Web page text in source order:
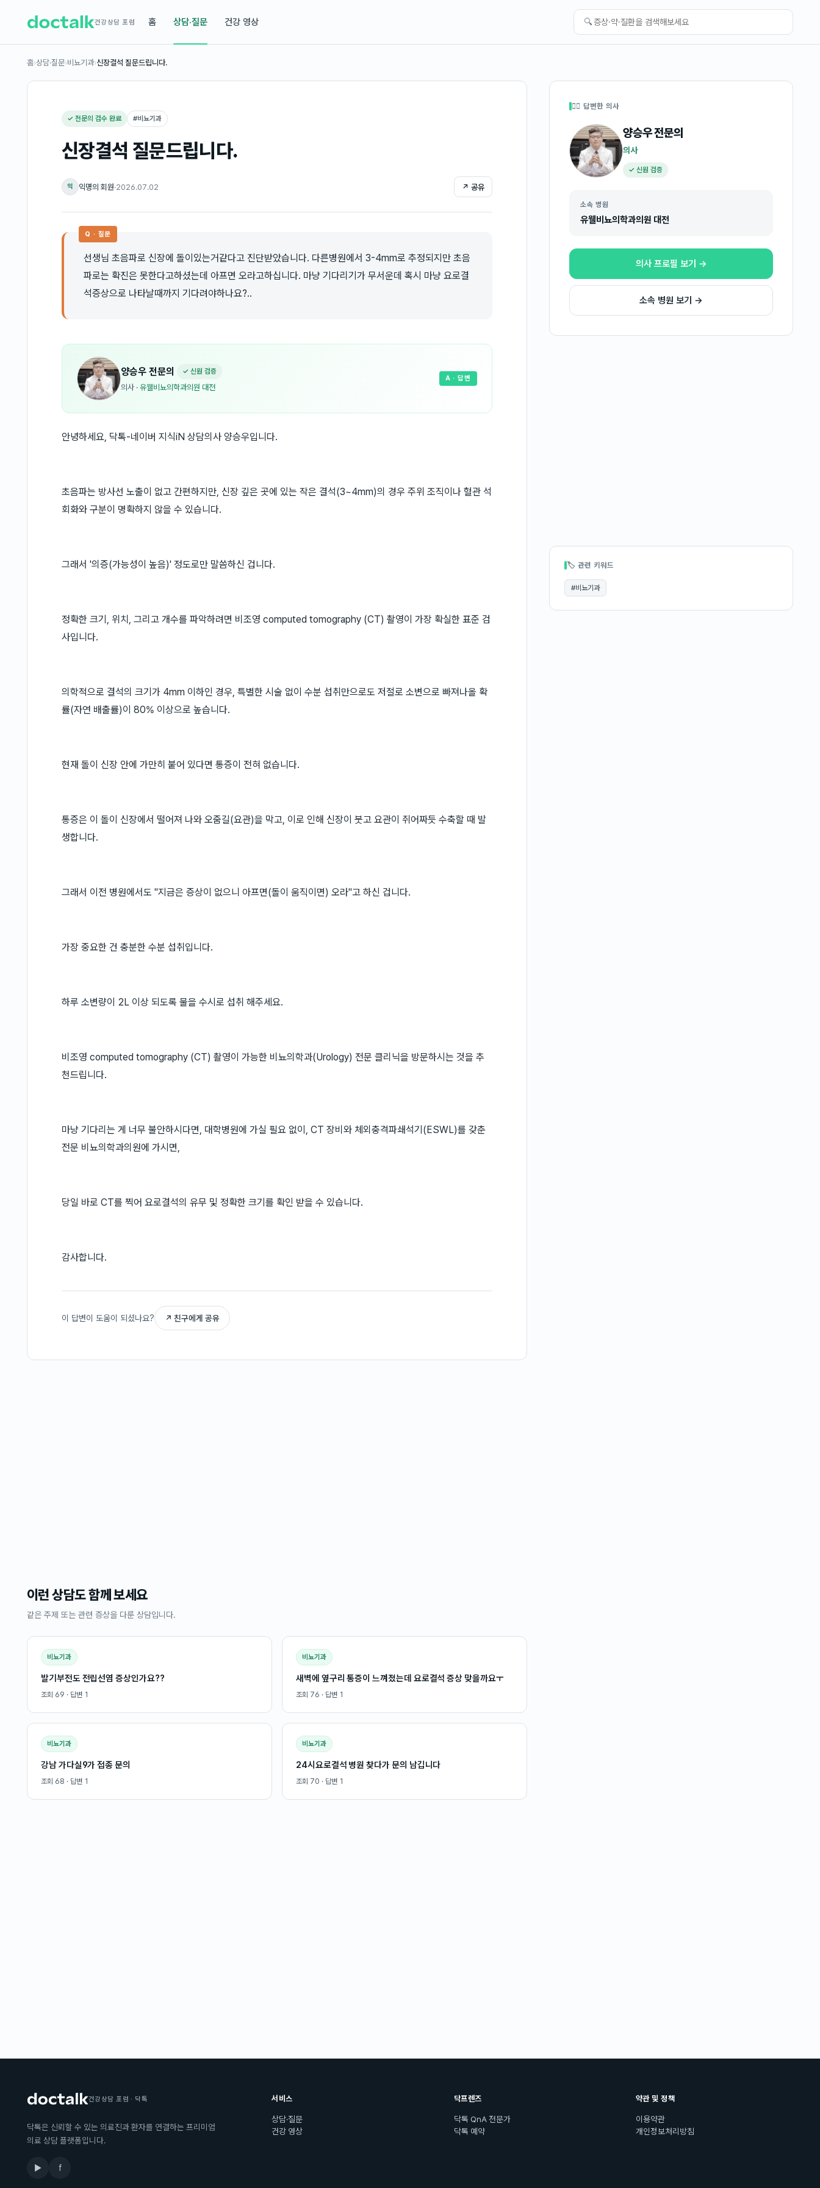
건강상담 포럼 홈 상담·질문 건강 영상 🔍
홈›상담·질문›비뇨기과›신장결석 질문드립니다.
✓ 전문의 검수 완료 #비뇨기과
신장결석 질문드립니다.
익 익명의 회원·2026.07.02 ↗ 공유
Q · 질문
선생님 초음파로 신장에 돌이있는거같다고 진단받았습니다. 다른병원에서 3-4mm로 추정되지만 초음
파로는 확진은 못한다고하셨는데 아프면 오라고하십니다. 마냥 기다리기가 무서운데 혹시 마냥 요로결
석증상으로 나타날때까지 기다려야하나요?..
양승우 전문의 ✓ 신원 검증
의사 · 유웰비뇨의학과의원 대전
A · 답변
안녕하세요, 닥톡-네이버 지식iN 상담의사 양승우입니다.
초음파는 방사선 노출이 없고 간편하지만, 신장 깊은 곳에 있는 작은 결석(3~4mm)의 경우 주위 조직이나 혈관 석
회화와 구분이 명확하지 않을 수 있습니다.
그래서 '의증(가능성이 높음)' 정도로만 말씀하신 겁니다.
정확한 크기, 위치, 그리고 개수를 파악하려면 비조영 computed tomography (CT) 촬영이 가장 확실한 표준 검
사입니다.
의학적으로 결석의 크기가 4mm 이하인 경우, 특별한 시술 없이 수분 섭취만으로도 저절로 소변으로 빠져나올 확
률(자연 배출률)이 80% 이상으로 높습니다.
현재 돌이 신장 안에 가만히 붙어 있다면 통증이 전혀 없습니다.
통증은 이 돌이 신장에서 떨어져 나와 오줌길(요관)을 막고, 이로 인해 신장이 붓고 요관이 쥐어짜듯 수축할 때 발
생합니다.
그래서 이전 병원에서도 "지금은 증상이 없으니 아프면(돌이 움직이면) 오라"고 하신 겁니다.
가장 중요한 건 충분한 수분 섭취입니다.
하루 소변량이 2L 이상 되도록 물을 수시로 섭취 해주세요.
비조영 computed tomography (CT) 촬영이 가능한 비뇨의학과(Urology) 전문 클리닉을 방문하시는 것을 추
천드립니다.
마냥 기다리는 게 너무 불안하시다면, 대학병원에 가실 필요 없이, CT 장비와 체외충격파쇄석기(ESWL)를 갖춘
전문 비뇨의학과의원에 가시면,
당일 바로 CT를 찍어 요로결석의 유무 및 정확한 크기를 확인 받을 수 있습니다.
감사합니다.
이 답변이 도움이 되셨나요? ↗ 친구에게 공유
이런 상담도 함께 보세요
같은 주제 또는 관련 증상을 다룬 상담입니다.
비뇨기과
발기부전도 전립선염 증상인가요??
조회 69 · 답변 1
비뇨기과
새벽에 옆구리 통증이 느껴졌는데 요로결석 증상 맞을까요ㅜ
조회 76 · 답변 1
비뇨기과
강남 가다실9가 접종 문의
조회 68 · 답변 1
비뇨기과
24시요로결석 병원 찾다가 문의 남깁니다
조회 70 · 답변 1
👩‍⚕️ 답변한 의사
양승우전문의
의사
✓ 신원 검증
소속 병원
유웰비뇨의학과의원 대전
의사 프로필 보기 →
소속 병원 보기 →
🏷 관련 키워드
#비뇨기과
건강상담 포럼 · 닥톡
닥톡은 신뢰할 수 있는 의료진과 환자를 연결하는 프리미엄
의료 상담 플랫폼입니다.
▶ f
서비스
상담·질문
건강 영상
닥프렌즈
닥톡 QnA 전문가
닥톡 예약
약관 및 정책
이용약관
개인정보처리방침